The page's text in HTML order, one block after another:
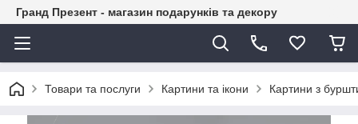
Гранд Презент - магазин подарунків та декору
Товари та послуги Картини та ікони Картини з